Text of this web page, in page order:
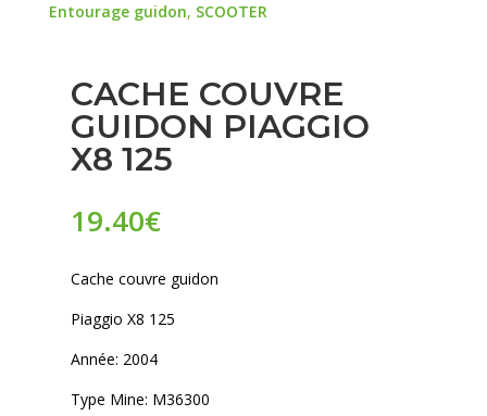
Entourage guidon, SCOOTER
CACHE COUVRE
GUIDON PIAGGIO
X8 125
19.40€
Cache couvre guidon
Piaggio X8 125
Année: 2004
Type Mine: M36300